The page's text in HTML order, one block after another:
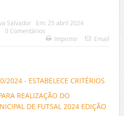
Salvador Em: 25 abril 2024
0 Comentários
Imprimir
Email
2024 - ESTABELECE CRITÉRIOS
REALIZAÇÃO DO
DE FUTSAL 2024 EDIÇÃO